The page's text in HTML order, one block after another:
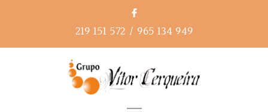
219 151 572 / 965 134 949